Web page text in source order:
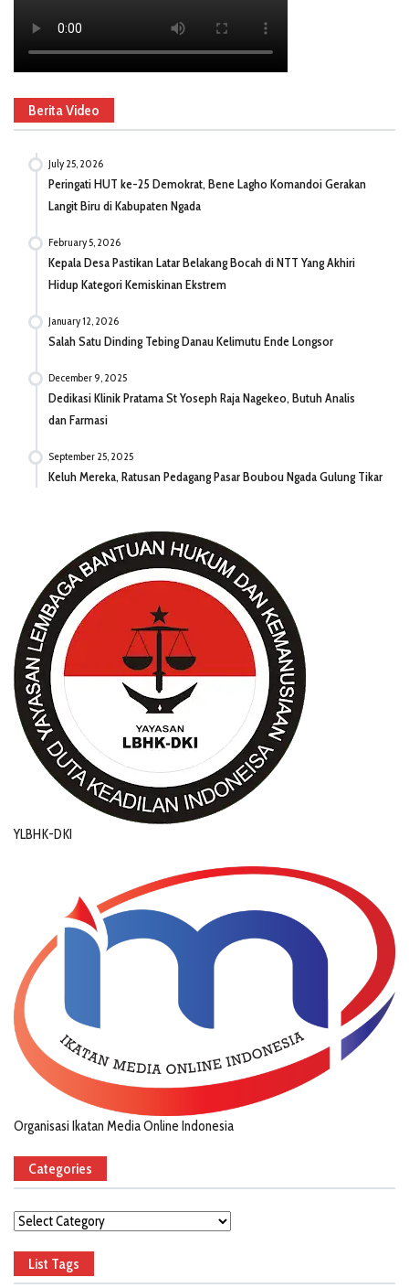
Berita Video
July 25, 2026
Peringati HUT ke-25 Demokrat, Bene Lagho Komandoi Gerakan
Langit Biru di Kabupaten Ngada
February 5, 2026
Kepala Desa Pastikan Latar Belakang Bocah di NTT Yang Akhiri
Hidup Kategori Kemiskinan Ekstrem
January 12, 2026
Salah Satu Dinding Tebing Danau Kelimutu Ende Longsor
December 9, 2025
Dedikasi Klinik Pratama St Yoseph Raja Nagekeo, Butuh Analis
dan Farmasi
September 25, 2025
Keluh Mereka, Ratusan Pedagang Pasar Boubou Ngada Gulung Tikar
YLBHK-DKI
Organisasi Ikatan Media Online Indonesia
Categories
Categories
List Tags